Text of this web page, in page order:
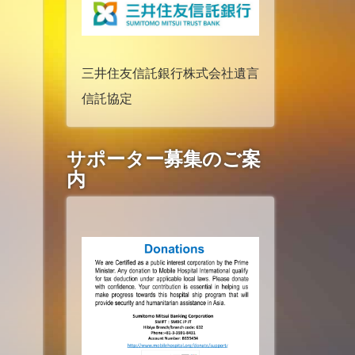
三井住友信託銀行株式会社遺言
信託協定
サポーター募集のご案
内